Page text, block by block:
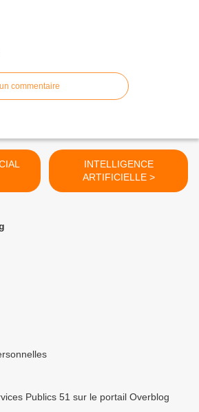
commentaire
INTELLIGENCE
ARTIFICIELLE >
Publics 51 sur le portail Overblog